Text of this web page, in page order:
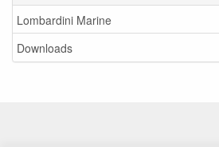
Lombardini Marine
Downloads